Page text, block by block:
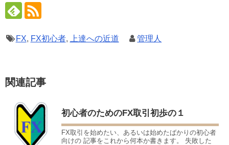
FX, FX初心者, 上達への近道 管理人
関連記事
初心者のためのFX取引初歩の１
FX取引を始めたい、あるいは始めたばかりの初心者
向けの 記事をこれから何本か書きます。 失敗した